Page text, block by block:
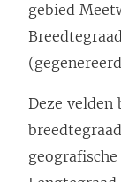
gebied
Deze velden